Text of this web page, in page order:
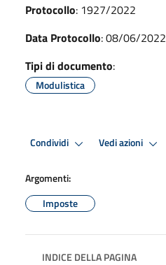
Protocollo: 1927/2022
Data Protocollo: 08/06/2022
Tipi di documento:
Modulistica
Condividi Vedi azioni
Argomenti:
Imposte
INDICE DELLA PAGINA